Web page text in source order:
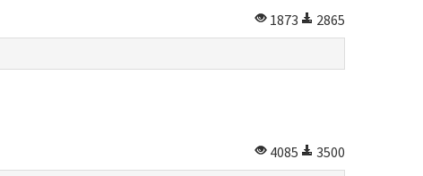
1873
2865
4085
3500